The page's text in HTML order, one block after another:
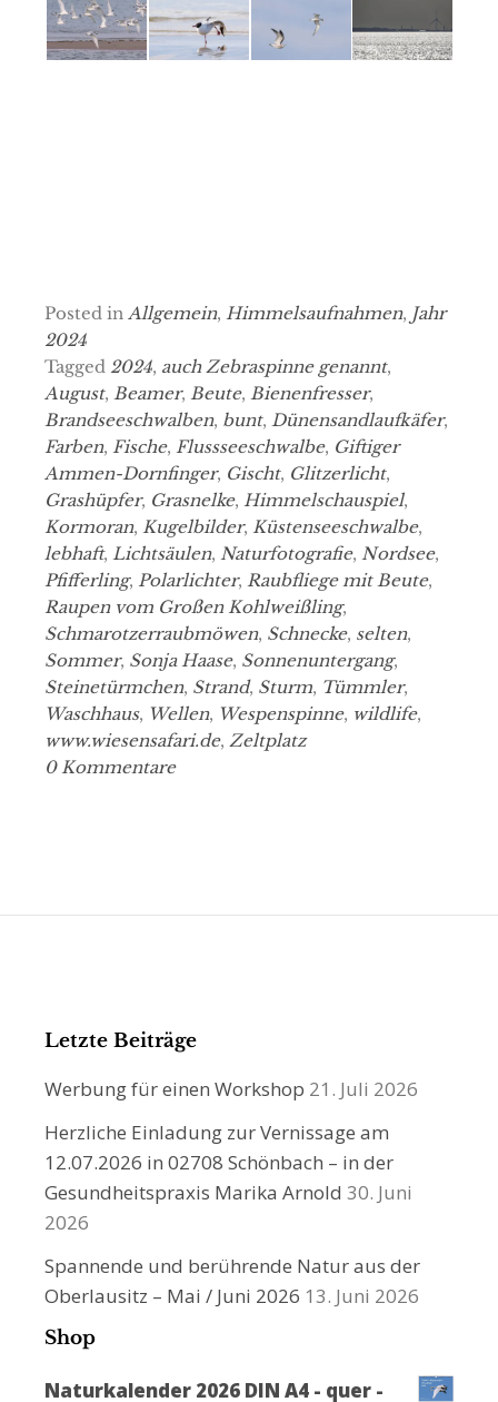
Posted in Allgemein, Himmelsaufnahmen, Jahr
2024
Tagged 2024, auch Zebraspinne genannt,
August, Beamer, Beute, Bienenfresser,
Brandseeschwalben, bunt, Dünensandlaufkäfer,
Farben, Fische, Flussseeschwalbe, Giftiger
Ammen-Dornfinger, Gischt, Glitzerlicht,
Grashüpfer, Grasnelke, Himmelschauspiel,
Kormoran, Kugelbilder, Küstenseeschwalbe,
lebhaft, Lichtsäulen, Naturfotografie, Nordsee,
Pfifferling, Polarlichter, Raubfliege mit Beute,
Raupen vom Großen Kohlweißling,
Schmarotzerraubmöwen, Schnecke, selten,
Sommer, Sonja Haase, Sonnenuntergang,
Steinetürmchen, Strand, Sturm, Tümmler,
Waschhaus, Wellen, Wespenspinne, wildlife,
www.wiesensafari.de, Zeltplatz
0 Kommentare
Letzte Beiträge
Werbung für einen Workshop 21. Juli 2026
Herzliche Einladung zur Vernissage am
12.07.2026 in 02708 Schönbach – in der
Gesundheitspraxis Marika Arnold 30. Juni
2026
Spannende und berührende Natur aus der
Oberlausitz – Mai / Juni 2026 13. Juni 2026
Shop
Naturkalender 2026 DIN A4 - quer -